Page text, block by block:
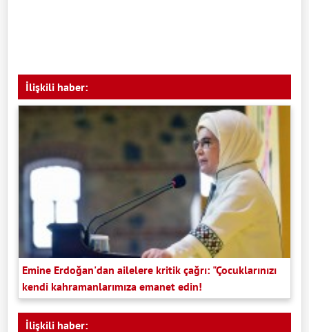
İlişkili haber:
Emine Erdoğan'dan ailelere kritik çağrı: "Çocuklarınızı
kendi kahramanlarımıza emanet edin!
İlişkili haber: